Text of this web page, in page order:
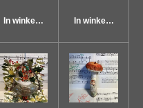
In winkelwagen In winkelwagen